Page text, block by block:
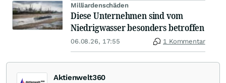
Milliardenschäden
Diese Unternehmen sind vom
Niedrigwasser besonders betroffen
06.08.26, 17:55 1 Kommentar
Aktienwelt360